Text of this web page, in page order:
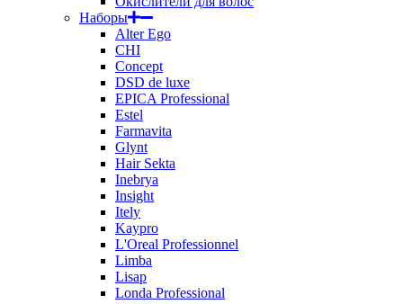
Наборы
Alter Ego
CHI
Concept
DSD de luxe
EPICA Professional
Estel
Farmavita
Glynt
Hair Sekta
Inebrya
Insight
Itely
Kaypro
L'Oreal Professionnel
Limba
Lisap
Londa Professional